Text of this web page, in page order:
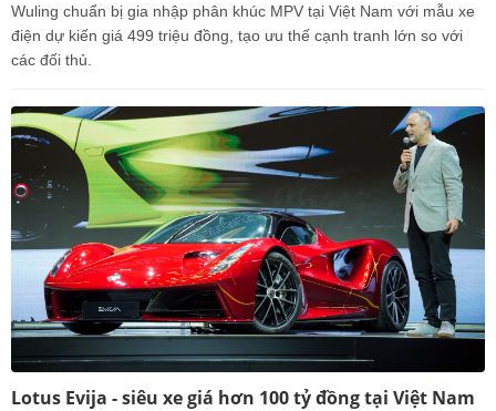
Wuling chuẩn bị gia nhập phân khúc MPV tại Việt Nam với mẫu xe
điện dự kiến giá 499 triệu đồng, tạo ưu thế cạnh tranh lớn so với
các đối thủ.
Lotus Evija - siêu xe giá hơn 100 tỷ đồng tại Việt Nam